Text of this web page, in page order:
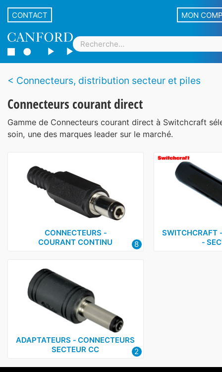
CONTACT MON
Connecteurs, distribution secteur et piles
Connecteurs courant direct
Gamme de Connecteurs courant direct à Switchcraft
soin, une des marques leader sur le marché.
CONNECTEURS ‑
COURANT CONTINU
8
SWITCHCRAFT
‑
ADAPTATEURS ‑ CONNECTEURS
SECTEUR CC
2